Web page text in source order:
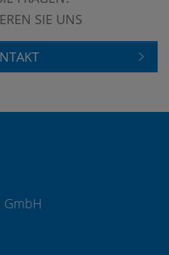
SIE UNS